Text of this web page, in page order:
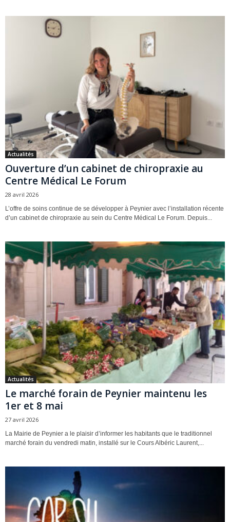
Actualités
Ouverture d’un cabinet de chiropraxie au
Centre Médical Le Forum
28 avril 2026
L’offre de soins continue de se développer à Peynier avec l’installation récente
d’un cabinet de chiropraxie au sein du Centre Médical Le Forum. Depuis...
Actualités
Le marché forain de Peynier maintenu les
1er et 8 mai
27 avril 2026
La Mairie de Peynier a le plaisir d’informer les habitants que le traditionnel
marché forain du vendredi matin, installé sur le Cours Albéric Laurent,...